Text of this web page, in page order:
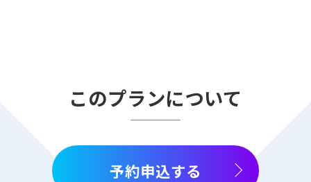
このプランについて
予約申込する